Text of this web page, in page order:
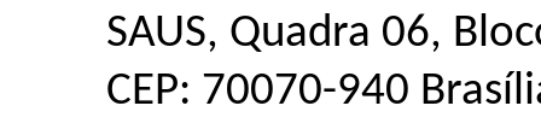
SAUS, Quadra 06,
CEP: 70070-940